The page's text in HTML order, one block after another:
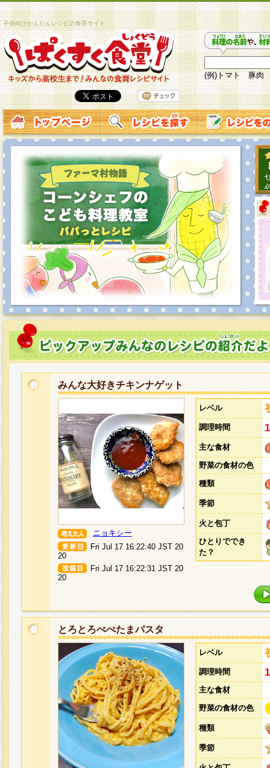
子供向けかんたんレシピの食育サイト
(例)トマト 豚肉
みんな大好きチキンナゲット
ニョキシー
Fri Jul 17 16:22:40 JST 20
20
Fri Jul 17 16:22:31 JST 20
20
レベル
調理時間
主な食材
野菜の食材の色
種類
季節
火と包丁
ひとりででき
た？
とろとろぺぺたまパスタ
レベル
調理時間
主な食材
野菜の食材の色
種類
季節